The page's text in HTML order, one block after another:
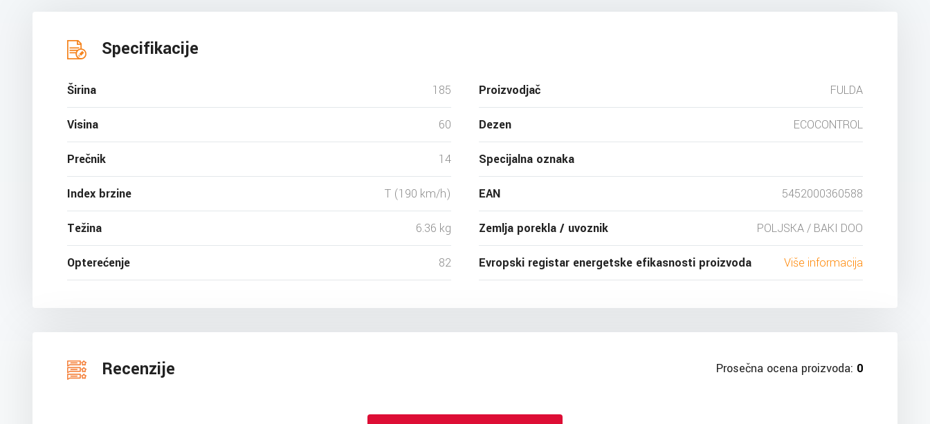
Specifikacije
Širina 185
Visina 60
Prečnik 14
Index brzine T (190 km/h)
Težina 6.36 kg
Opterećenje 82
Proizvodjač FULDA
Dezen ECOCONTROL
Specijalna oznaka
EAN 5452000360588
Zemlja porekla / uvoznik POLJSKA / BAKI DOO
Evropski registar energetske efikasnosti proizvoda Više informacija
Recenzije Prosečna ocena proizvoda: 0